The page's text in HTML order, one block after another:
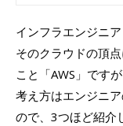
インフラエンジニ
そのクラウドの頂
こと「AWS」です
考え方はエンジニ
ので、3つほど紹介